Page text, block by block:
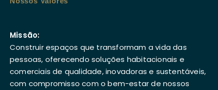
Missão:
Construir espaços que transformam a vida das
pessoas, oferecendo soluções habitacionais e
comerciais de qualidade, inovadoras e sustentáveis,
com compromisso com o bem-estar de nossos